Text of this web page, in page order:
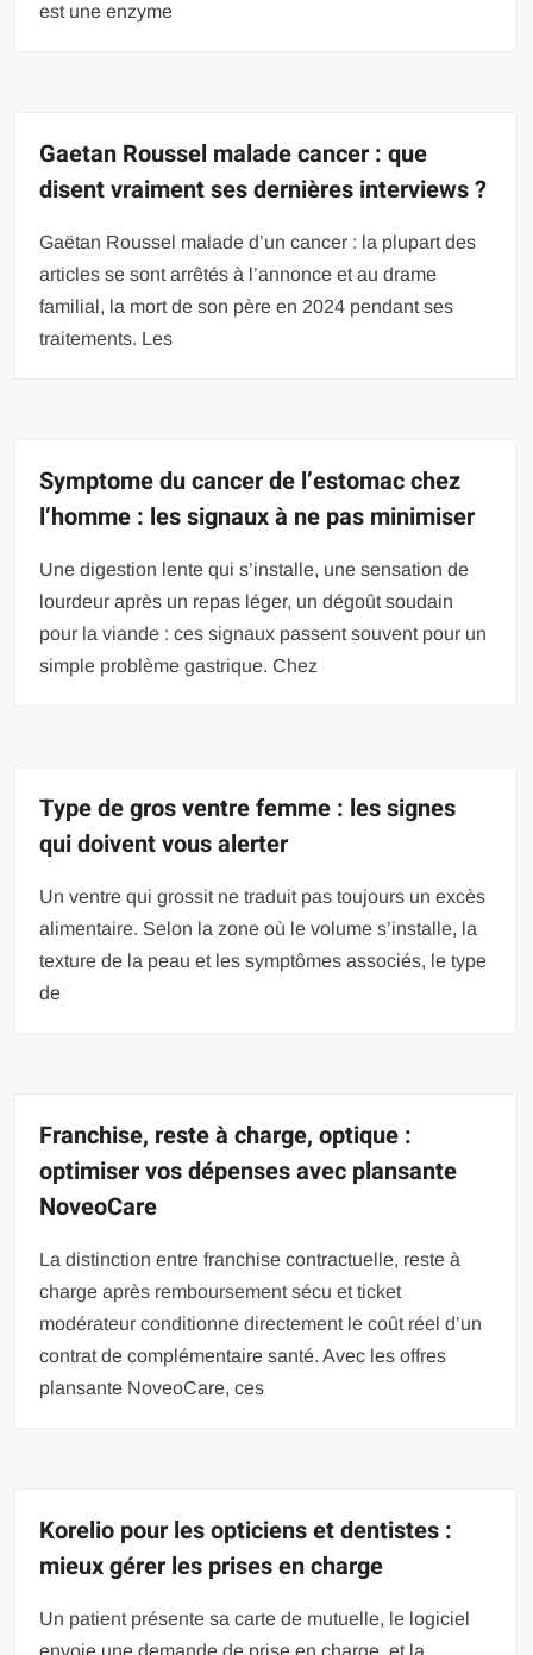
est une enzyme
Gaetan Roussel malade cancer : que
disent vraiment ses dernières interviews ?
Gaëtan Roussel malade d’un cancer : la plupart des
articles se sont arrêtés à l’annonce et au drame
familial, la mort de son père en 2024 pendant ses
traitements. Les
Symptome du cancer de l’estomac chez
l’homme : les signaux à ne pas minimiser
Une digestion lente qui s’installe, une sensation de
lourdeur après un repas léger, un dégoût soudain
pour la viande : ces signaux passent souvent pour un
simple problème gastrique. Chez
Type de gros ventre femme : les signes
qui doivent vous alerter
Un ventre qui grossit ne traduit pas toujours un excès
alimentaire. Selon la zone où le volume s’installe, la
texture de la peau et les symptômes associés, le type
de
Franchise, reste à charge, optique :
optimiser vos dépenses avec plansante
NoveoCare
La distinction entre franchise contractuelle, reste à
charge après remboursement sécu et ticket
modérateur conditionne directement le coût réel d’un
contrat de complémentaire santé. Avec les offres
plansante NoveoCare, ces
Korelio pour les opticiens et dentistes :
mieux gérer les prises en charge
Un patient présente sa carte de mutuelle, le logiciel